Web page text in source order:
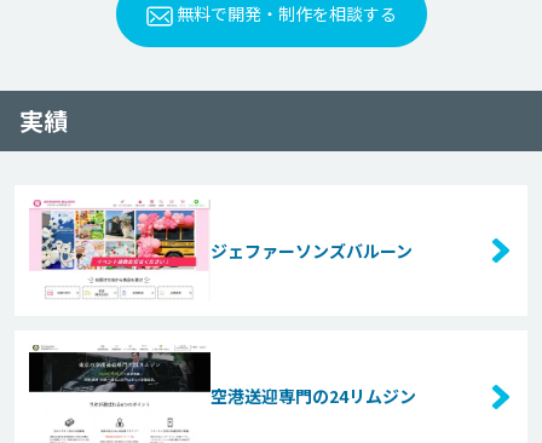
無料で開発・制作を相談する
実績
ジェファーソンズバルーン
空港送迎専門の24リムジン